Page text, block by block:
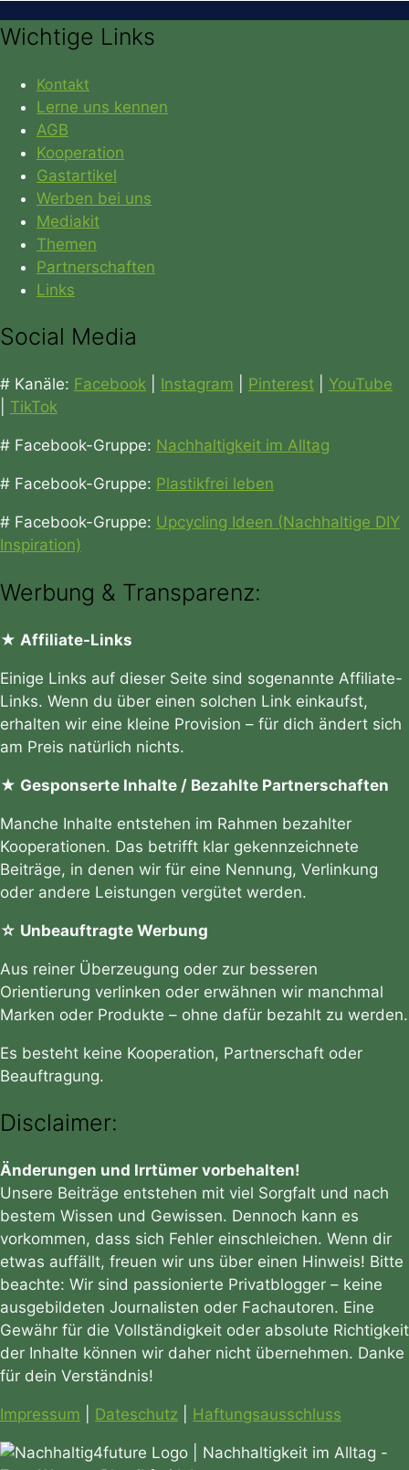
Wichtige Links
Kontakt
Lerne uns kennen
AGB
Kooperation
Gastartikel
Werben bei uns
Mediakit
Themen
Partnerschaften
Links
Social Media
# Kanäle: Facebook Instagram Pinterest
YouTube
TikTok
# Facebook-Gruppe: Nachhaltigkeit im Alltag
# Facebook-Gruppe: Plastikfrei leben
# Facebook-Gruppe: Upcycling Ideen (Nachhaltige DIY
Inspiration)
Werbung & Transparenz:
★ Affiliate-Links
Einige Links auf dieser Seite sind sogenannte Affiliate-
Links. Wenn du über einen solchen Link einkaufst,
erhalten wir eine kleine Provision – für dich ändert sich
am Preis natürlich nichts.
★ Gesponserte Inhalte / Bezahlte Partnerschaften
Manche Inhalte entstehen im Rahmen bezahlter
Kooperationen. Das betrifft klar gekennzeichnete
Beiträge, in denen wir für eine Nennung, Verlinkung
oder andere Leistungen vergütet werden.
☆ Unbeauftragte Werbung
Aus reiner Überzeugung oder zur besseren
Orientierung verlinken oder erwähnen wir manchmal
Marken oder Produkte – ohne dafür bezahlt zu werden.
Es besteht keine Kooperation, Partnerschaft oder
Beauftragung.
Disclaimer:
Änderungen und Irrtümer vorbehalten!
Unsere Beiträge entstehen mit viel Sorgfalt und nach
bestem Wissen und Gewissen. Dennoch kann es
vorkommen, dass sich Fehler einschleichen. Wenn dir
etwas auffällt, freuen wir uns über einen Hinweis! Bitte
beachte: Wir sind passionierte Privatblogger – keine
ausgebildeten Journalisten oder Fachautoren. Eine
Gewähr für die Vollständigkeit oder absolute Richtigkeit
der Inhalte können wir daher nicht übernehmen. Danke
für dein Verständnis!
Impressum Dateschutz Haftungsausschluss